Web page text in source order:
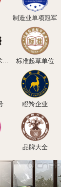
制造业单项冠军
国家企业技术中心 标准起草单位
瞪羚企业
品牌大全